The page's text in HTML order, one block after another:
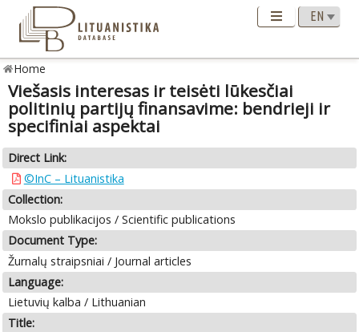
Home
Viešasis interesas ir teisėti lūkesčiai
politinių partijų finansavime: bendrieji ir
specifiniai aspektai
Direct Link:
©InC – Lituanistika
Collection:
Mokslo publikacijos / Scientific publications
Document Type:
Žurnalų straipsniai / Journal articles
Language:
Lietuvių kalba / Lithuanian
Title: